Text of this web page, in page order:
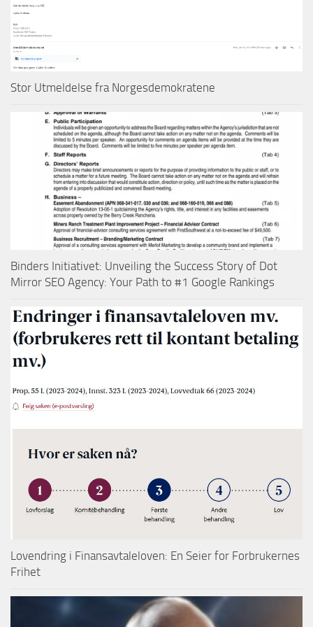
Stor Utmeldelse fra Norgesdemokratene
Binders Initiativet: Unveiling the Success Story of Dot
Mirror SEO Agency: Your Path to #1 Google Rankings
Lovendring i Finansavtaleloven: En Seier for Forbrukernes
Frihet